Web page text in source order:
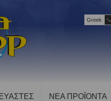
Greek
ΝΕΑ ΠΡΟΪΟΝΤΑ